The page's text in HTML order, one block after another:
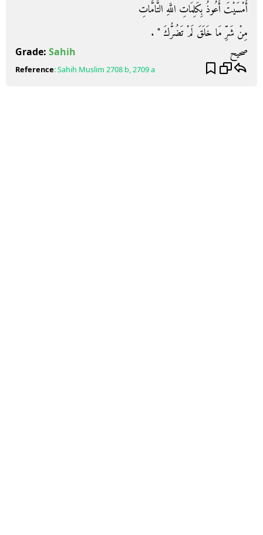
أَمْسَيْتَ أَعُوذُ بِكَلِمَاتِ اللَّهِ التَّامَّاتِ
مِنْ شَرِّ مَا خَلَقَ لَمْ تَضُرُّكَ ‏"‏ ‏.‏
Grade: Sahih صحيح
Reference:Sahih Muslim 2708 b, 2709 a